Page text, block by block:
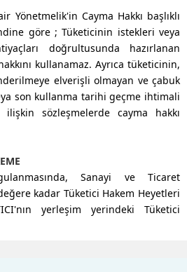
Yönetmelik'in Cayma Hakkı başlıklı
göre ; Tüketicinin istekleri veya
doğrultusunda hazırlanan
kullanamaz. Ayrıca tüketicinin,
elverişli olmayan ve çabuk
son kullanma tarihi geçme ihtimali
sözleşmelerde cayma hakkı
Sanayi ve Ticaret
kadar Tüketici Hakem Heyetleri
yerleşim yerindeki Tüketici